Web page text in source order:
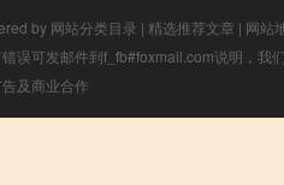
by 网站分类目录 | 精选推荐文章 | 网站
误可发邮件到f_fb#foxmail.com说明，我
及商业合作